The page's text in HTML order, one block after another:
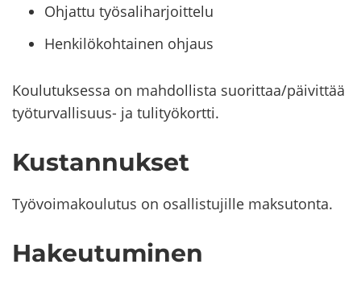
Ohjattu työsaliharjoittelu
Henkilökohtainen ohjaus
Kou­lu­tuk­ses­sa on mah­dol­lis­ta suo­rit­taa/päi­vit­tää
työturvallisuus-​ ja tu­li­työ­kort­ti.
Kus­tan­nuk­set
Työ­voi­ma­kou­lu­tus on osal­lis­tu­jil­le mak­su­ton­ta.
Ha­keu­tu­mi­nen